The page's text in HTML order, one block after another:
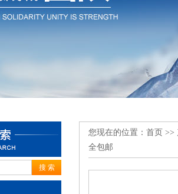
您现在的位置： 首页 >>
全包邮